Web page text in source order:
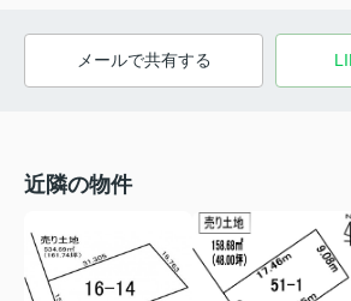
メールで共有する
近隣の物件